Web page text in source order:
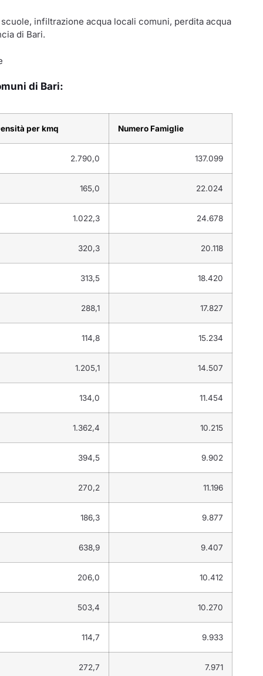
infiltrazione acqua locali comuni, perdita acqua
di Bari.
di Bari:
per kmq Numero Famiglie
2.790,0 137.099
165,0 22.024
1.022,3 24.678
320,3 20.118
313,5 18.420
288,1 17.827
114,8 15.234
1.205,1 14.507
134,0 11.454
1.362,4 10.215
394,5 9.902
270,2 11.196
186,3 9.877
638,9 9.407
206,0 10.412
503,4 10.270
114,7 9.933
272,7 7.971